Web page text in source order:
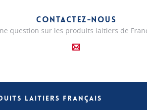
CONTACTEZ-NOUS
question sur les produits laitiers de
LAITIERS FRANÇAIS